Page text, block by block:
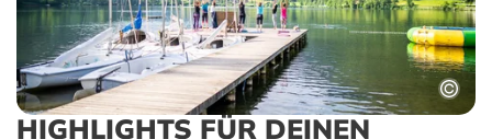
HIGHLIGHTS FÜR DEINEN